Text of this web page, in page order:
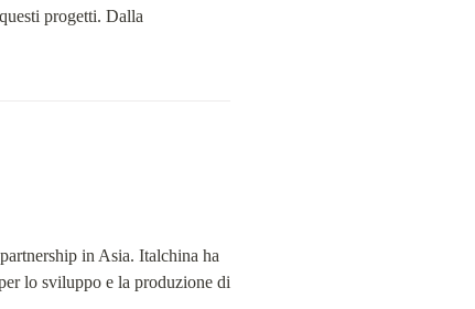
progetti. Dalla
in Asia. Italchina ha
lo sviluppo e la produzione di